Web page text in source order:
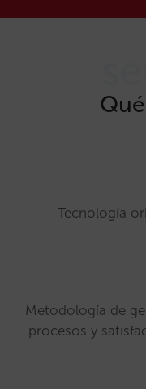
Tecnología
Metodología de
procesos y